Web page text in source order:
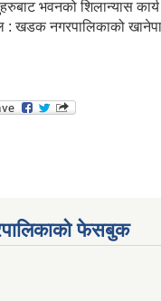
भवनको शिलान्यास
: खडक नगरपालिकाको
फेसबुक